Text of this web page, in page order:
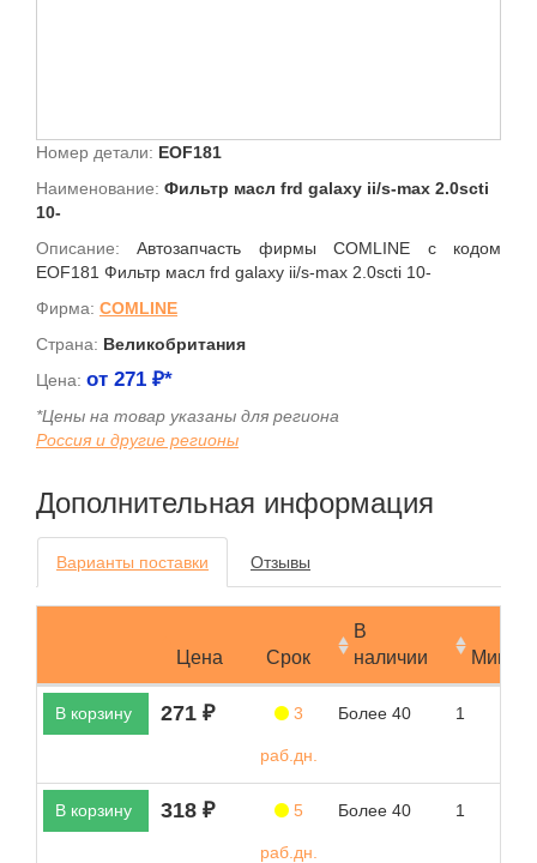
Номер детали: EOF181
Наименование: Фильтр масл frd galaxy ii/s-max 2.0scti
10-
Описание:Автозапчасть фирмы COMLINE с кодом
EOF181 Фильтр масл frd galaxy ii/s-max 2.0scti 10-
Фирма: COMLINE
Страна: Великобритания
Цена: от 271 ₽*
*Цены на товар указаны для региона
Россия и другие регионы
Дополнительная информация
Варианты поставки Отзывы
Цена Срок
В
наличии
В корзину 271 ₽ 3
раб.дн.
Более 40 1
В корзину 318 ₽ 5
раб.дн.
Более 40 1